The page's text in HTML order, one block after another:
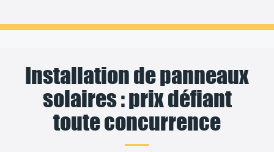
Installation de panneaux
solaires : prix défiant
toute concurrence